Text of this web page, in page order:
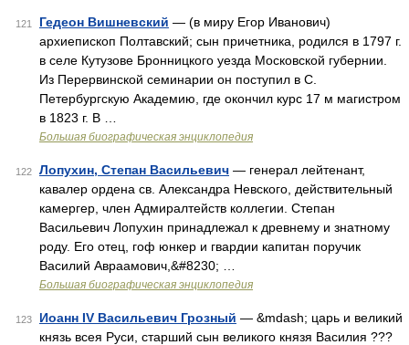
121 Гедеон Вишневский — (в миру Егор Иванович)
архиепископ Полтавский; сын причетника, родился в 1797 г.
в селе Кутузове Бронницкого уезда Московской губернии.
Из Перервинской семинарии он поступил в С.
Петербургскую Академию, где окончил курс 17 м магистром
в 1823 г. В …
Большая биографическая энциклопедия
122 Лопухин, Степан Васильевич — генерал лейтенант,
кавалер ордена св. Александра Невского, действительный
камергер, член Адмиралтейств коллегии. Степан
Васильевич Лопухин принадлежал к древнему и знатному
роду. Его отец, гоф юнкер и гвардии капитан поручик
Василий Авраамович,&#8230; …
Большая биографическая энциклопедия
123 Иоанн IV Васильевич Грозный — &mdash; царь и великий
князь всея Руси, старший сын великого князя Василия ???